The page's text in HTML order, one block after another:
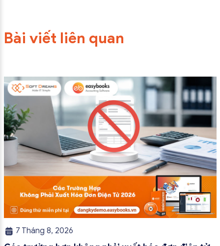
Bài viết liên quan
7 Tháng 8, 2026